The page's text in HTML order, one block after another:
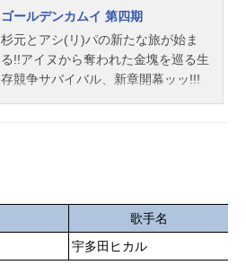
ゴールデンカムイ 第四期
杉元とアシ(リ)パの新たな旅が始ま
る!!アイヌから奪われた金塊を巡る生
存競争サバイバル、新章開幕ッッ!!!
に至った。だが、杉元が第七師団の
支配下にある状況に変わりはない。
アシ(リ)パ確保の報を受けた鶴見中尉
歌手名
宇多田ヒカル